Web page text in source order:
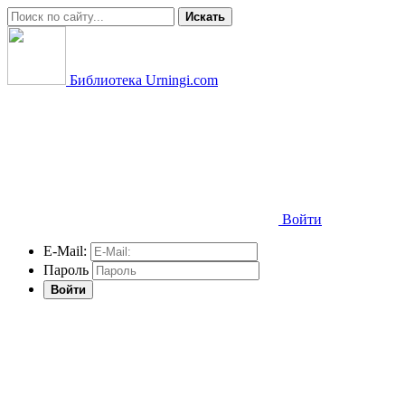
Искать
Библиотека Urningi.com
Войти
E-Mail:
Пароль
Войти